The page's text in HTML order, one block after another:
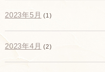
2023年5月 (1)
2023年4月 (2)